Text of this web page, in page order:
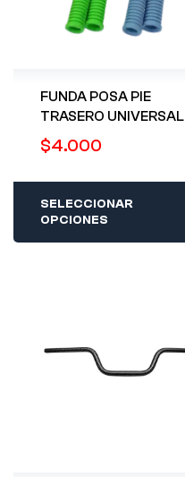
FUNDA POSA PIE
TRASERO UNIVERSAL
$4.000
SELECCIONAR
OPCIONES